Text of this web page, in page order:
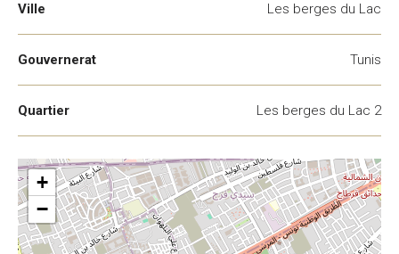
Ville Les berges du Lac
Gouvernerat Tunis
Quartier Les berges du Lac 2
+
−